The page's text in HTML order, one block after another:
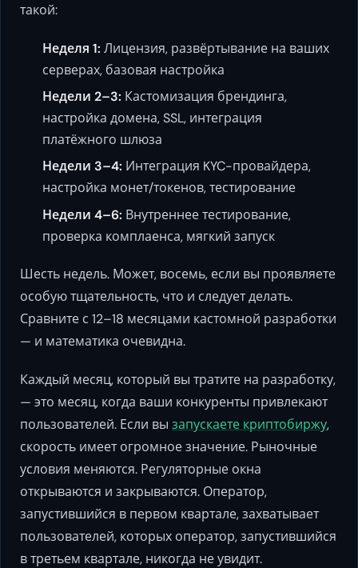
такой:
Неделя 1: Лицензия, развёртывание на ваших
серверах, базовая настройка
Недели 2–3: Кастомизация брендинга,
настройка домена, SSL, интеграция
платёжного шлюза
Недели 3–4: Интеграция KYC-провайдера,
настройка монет/токенов, тестирование
Недели 4–6: Внутреннее тестирование,
проверка комплаенса, мягкий запуск
Шесть недель. Может, восемь, если вы проявляете
особую тщательность, что и следует делать.
Сравните с 12–18 месяцами кастомной разработки
— и математика очевидна.
Каждый месяц, который вы тратите на разработку,
— это месяц, когда ваши конкуренты привлекают
пользователей. Если вы запускаете криптобиржу,
скорость имеет огромное значение. Рыночные
условия меняются. Регуляторные окна
открываются и закрываются. Оператор,
запустившийся в первом квартале, захватывает
пользователей, которых оператор, запустившийся
в третьем квартале, никогда не увидит.